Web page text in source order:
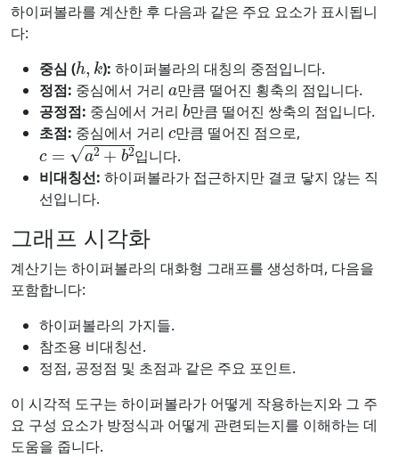
하이퍼볼라를 계산한 후 다음과 같은 주요 요소가 표시됩니
다:
중심 (
h k
): 하이퍼볼라의 대칭의 중점입니다.
정점: 중심에서 거리
a
만큼 떨어진 횡축의 점입니다.
공정점: 중심에서 거리
b
만큼 떨어진 쌍축의 점입니다.
초점: 중심에서 거리
c
만큼 떨어진 점으로,
c=a2 +b2
입니다.
비대칭선: 하이퍼볼라가 접근하지만 결코 닿지 않는 직
선입니다.
그래프 시각화
계산기는 하이퍼볼라의 대화형 그래프를 생성하며, 다음을
포함합니다:
하이퍼볼라의 가지들.
참조용 비대칭선.
정점, 공정점 및 초점과 같은 주요 포인트.
이 시각적 도구는 하이퍼볼라가 어떻게 작용하는지와 그 주
요 구성 요소가 방정식과 어떻게 관련되는지를 이해하는 데
도움을 줍니다.